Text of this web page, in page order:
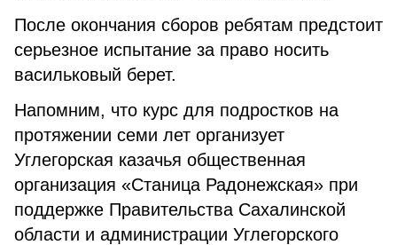
После окончания сборов ребятам предстоит
серьезное испытание за право носить
васильковый берет.
Напомним, что курс для подростков на
протяжении семи лет организует
Углегорская казачья общественная
организация «Станица Радонежская» при
поддержке Правительства Сахалинской
области и администрации Углегорского